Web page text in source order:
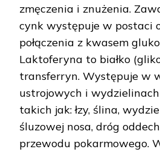
zmęczenia i znużenia.
cynk występuje w postaci
połączenia z kwasem
Laktoferyna to białko
transferryn. Występuje w
ustrojowych i wydzielinach
takich jak: łzy, ślina,
śluzowej nosa, dróg
przewodu pokarmowego.